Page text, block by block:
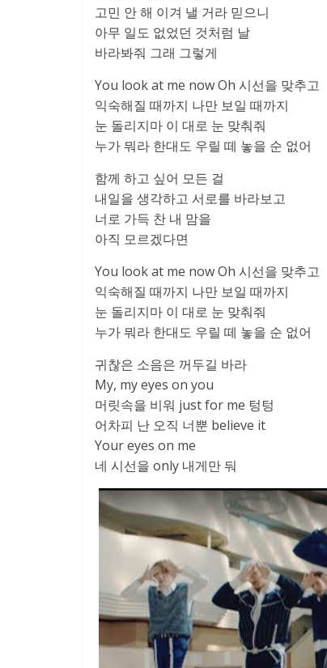
고민 안 해 이겨 낼 거라 믿으니
아무 일도 없었던 것처럼 날
바라봐줘 그래 그렇게
You look at me now Oh 시선을 맞추고
익숙해질 때까지 나만 보일 때까지
눈 돌리지마 이 대로 눈 맞춰줘
누가 뭐라 한대도 우릴 떼 놓을 순 없어
함께 하고 싶어 모든 걸
내일을 생각하고 서로를 바라보고
너로 가득 찬 내 맘을
아직 모르겠다면
You look at me now Oh 시선을 맞추고
익숙해질 때까지 나만 보일 때까지
눈 돌리지마 이 대로 눈 맞춰줘
누가 뭐라 한대도 우릴 떼 놓을 순 없어
귀찮은 소음은 꺼두길 바라
My, my eyes on you
머릿속을 비워 just for me 텅텅
어차피 난 오직 너뿐 believe it
Your eyes on me
네 시선을 only 내게만 둬